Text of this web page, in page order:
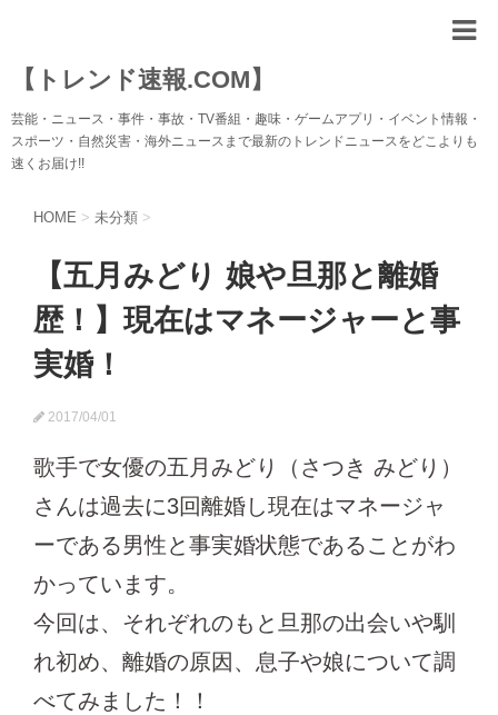
【トレンド速報.COM】
芸能・ニュース・事件・事故・TV番組・趣味・ゲームアプリ・イベント情報・
スポーツ・自然災害・海外ニュースまで最新のトレンドニュースをどこよりも
速くお届け!!
HOME > 未分類 >
【五月みどり 娘や旦那と離婚
歴！】現在はマネージャーと事
実婚！
2017/04/01
歌手で女優の五月みどり（さつき みどり）
さんは過去に3回離婚し現在はマネージャ
ーである男性と事実婚状態であることがわ
かっています。
今回は、それぞれのもと旦那の出会いや馴
れ初め、離婚の原因、息子や娘について調
べてみました！！